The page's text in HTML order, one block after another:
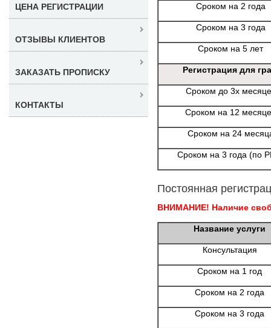
Сроком на 2 года
Сроком на 3 года
Сроком на 5 лет
Регистрация для
Сроком до 3х
Сроком на 12
Сроком на 24
Сроком на 3 года (по
Постоянная
ВНИМАНИЕ! Наличие
Название услуги
Консультация
Сроком на 1 год
Сроком на 2 года
Сроком на 3 года
ЦЕНА РЕГИСТРАЦИИ
ОТЗЫВЫ КЛИЕНТОВ
ЗАКАЗАТЬ ПРОПИСКУ
КОНТАКТЫ